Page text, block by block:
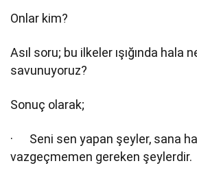
Onlar kim?
Asıl soru; bu ilkeler ışığında hala
savunuyoruz?
Sonuç olarak;
· Seni sen yapan şeyler, sana
vazgeçmemen gereken şeylerdir.